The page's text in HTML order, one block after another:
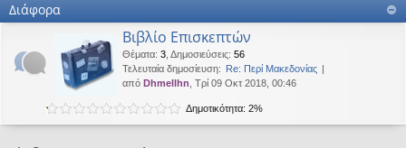
Διάφορα
Βιβλίο Επισκεπτών
Θέματα: 3 Δημοσιεύσεις: 56
Τελευταία δημοσίευση: Re: Περί Μακεδονίας
από Dhmellhn , Τρί 09 Οκτ 2018, 00:46
Δημοτικότητα: 2%